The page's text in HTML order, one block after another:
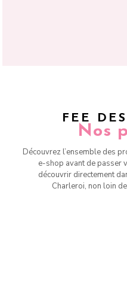
FEE
Nos
Découvrez l’ensemble des
e-shop avant de passer
découvrir directement
Charleroi, non loin